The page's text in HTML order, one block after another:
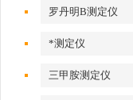
罗丹明B测定仪
*测定仪
三甲胺测定仪